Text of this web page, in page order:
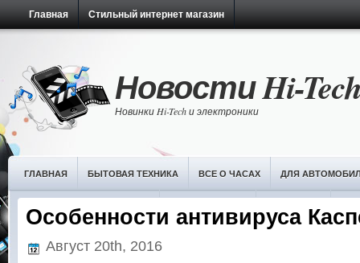
Главная Стильный интернет магазин
Новости Hi-
Новинки Hi-Tech и электроники
ГЛАВНАЯ БЫТОВАЯ ТЕХНИКА ВСЕ О ЧАСАХ ДЛЯ
НОВОСТИ ИТ-ТЕХНОЛОГИЙ ПЛАНШЕТЫ
Особенности антивируса
Август 20th, 2016